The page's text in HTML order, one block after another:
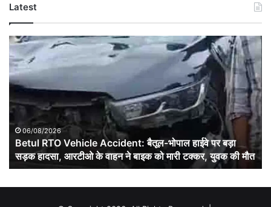
Latest
Betul
RTO
Vehicle
Accident:
बैतूल-
भोपाल
पर
बड़ा
सड़क
हादसा,
06/08/2026
Betul RTO Vehicle Accident: बैतूल-भोपाल हाईवे पर बड़ा
सड़क हादसा, आरटीओ के वाहन ने बाइक को मारी टक्कर, युवक की मौत